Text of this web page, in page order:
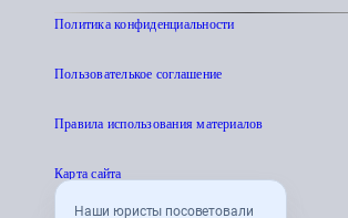
Наши юристы посоветовали
Политика конфиденциальности
Пользователькое соглашение
Правила использования материалов
Карта сайта